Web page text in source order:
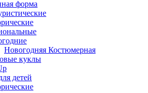
форма
Новогодняя Костюмерная
куклы
детей